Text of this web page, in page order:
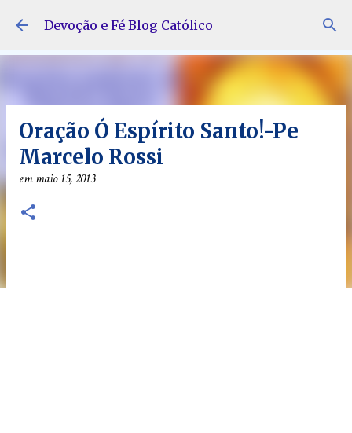
Pular para o conteúdo principal
Devoção e Fé Blog Católico
Oração Ó Espírito Santo!-Pe
Marcelo Rossi
emmaio 15, 2013